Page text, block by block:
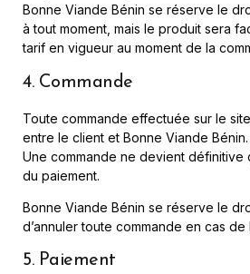
Bonne Viande Bénin se réserve le
à tout moment, mais le produit sera
tarif en vigueur au moment de la
4. Commande
Toute commande effectuée sur le
entre le client et Bonne Viande Bénin.
Une commande ne devient définitive
du paiement.
Bonne Viande Bénin se réserve le
d’annuler toute commande en cas
5. Paiement